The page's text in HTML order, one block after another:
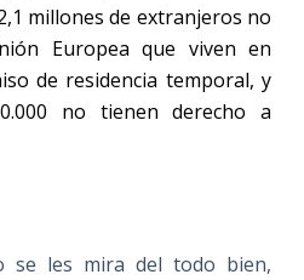
millones de extranjeros no
Europea que viven en
de residencia temporal, y
no tienen derecho a
se les mira del todo bien,